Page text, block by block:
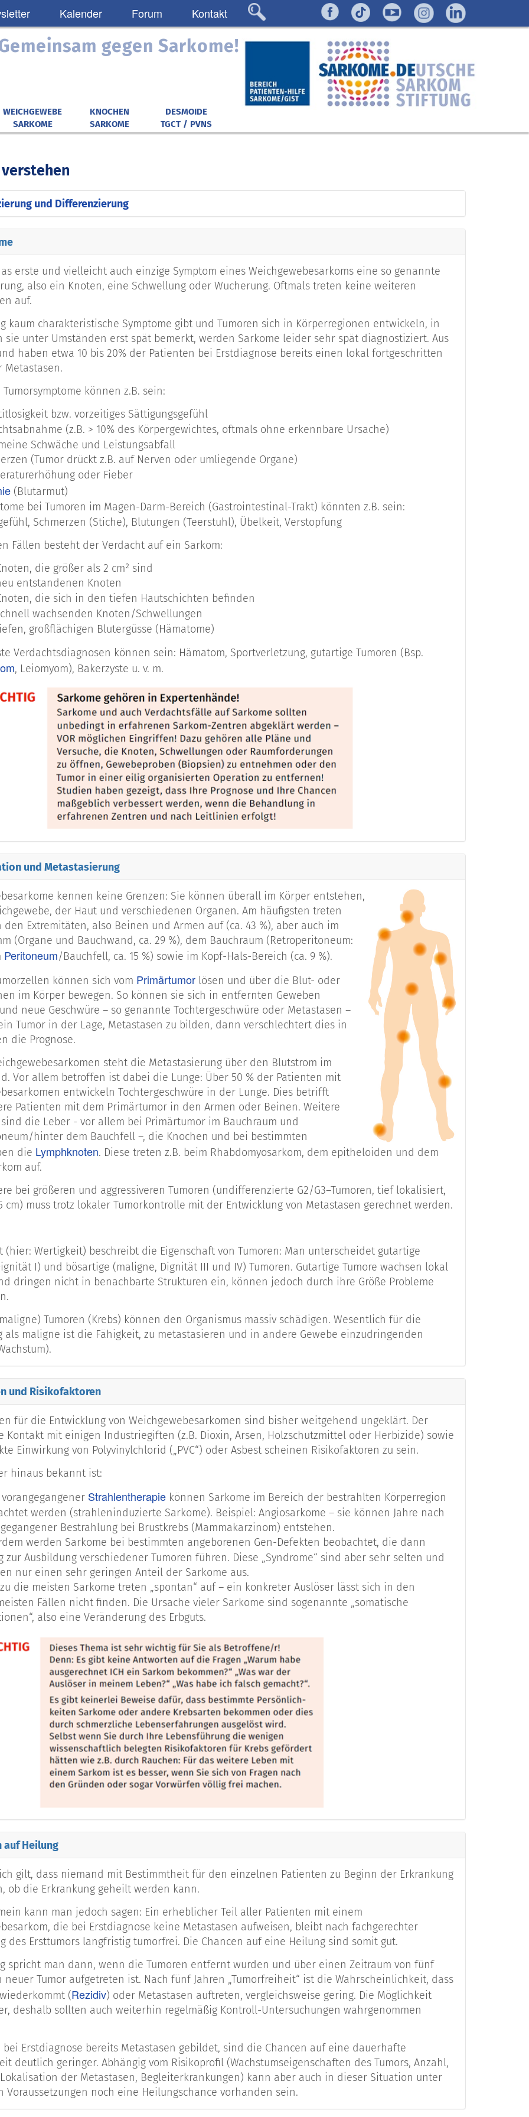
Kalender Forum Kontakt
gegen Sarkome!
WEICHGEWEBE
SARKOME
KNOCHEN
SARKOME
DESMOIDE
TGCT / PVNS
und Differenzierung
Körper gibt es ganz unterschiedliche Gewebetypen. So
generell unterteilt nach ihrem jeweiligen Ursprungsgewebe
sich drei Hauptgruppen unterteilen:
Ca. 75 % aller Sarkome sind
Etwa 10 % aller Sarkome entstehen im Knochen
Stromatumoren oderGIST: Ein spezielles
im Magen-Darm-Trakt, das etwa 15 % aller Sarkome ausmacht
Klassifizierung kann man die Tumoren je nach Ursprungsgewebe weiter unterteilen. Sie
Zellen des Fett-Gewebes, des Muskel-Gewebes (weiche oder Skelett-Muskulatur), des
Nervengewebes, des Gelenk-Gewebes, der Blut- und Lymph-Gefäße, des Faser-/Bindegewebes
unklaren Ursprungs (Gewebetyps). Beispiel: Lipo bedeutet z.B. „Fett“. Ein Liposarkom z.B.
(= maligner) Tumor
Verständnis der Benennung bösartiger (maligner) Weichgewebesarkome
Sarkomart / Ursprungsgewebe:
Bindegewebszellen
Knochenbildende Zellen
Gelenkkapselzellen
Quer gestreifte Muskulatur
Blutgefäße
Nerven schützende/stützende Zellen
Lymphgefäßzellen
dieser Aufzählung von nur einigen Subtypen wird schon jetzt deutlich, dass es sich bei den
eine Gruppe sehr unterschiedlicher (heterogener) Erkrankungen handelt. Sie verbindet
der gemeinsame Ursprung aus den so genannten „mesenchymalen Zellen“. Dabei handelt
Gewebeart, aus der der Stütz- und Bewegungsapparat (Knochen, Muskeln), die
und das Blut- und Lymphgefäßsystem hervorgeht.
Weichgewebesarkomen in verschiedenen Sarkom-Registern
Histiozytom (MFH) (Heute: PleomorphesSarkom/ NOS)
Weichgewebesarkom
Aggressive Fibromatose
Protuberans
man nicht nur nach dem Gewebe, dem sie entstammen, einteilen. Man kann sie auch nach
der Ähnlichkeit mit dem Herkunftsgewebe unterscheiden. Sind sich Tumor- und Gewebezellen
ähnlich, so spricht man von differenzierten Tumorzellen. Sind die Tumorzellen so
ihre Herkunft und das Ursprungsgewebe nicht mehr bestimmt werden können, so werden
oder „undifferenziert“ bezeichnet. Der Grad der Differenzierung ist zusammen mit
der Lage und dem Vorhandensein von Tochtergeschwülsten (=
von großer Bedeutung. Je differenzierter und kleiner ein Tumor ist und je weniger
erste und vielleicht auch einzige Symptom eines Weichgewebesarkoms eine so genannte
also ein Knoten, eine Schwellung oder Wucherung. Oftmals treten keine weiteren
auf.
kaum charakteristische Symptome gibt und Tumoren sich in Körperregionen entwickeln, in
sie unter Umständen erst spät bemerkt, werden Sarkome leider sehr spät diagnostiziert. Aus
haben etwa 10 bis 20% der Patienten bei Erstdiagnose bereits einen lokal fortgeschritten
Metastasen.
können z.B. sein:
bzw. vorzeitiges Sättigungsgefühl
(z.B. > 10% des Körpergewichtes, oftmals ohne erkennbare Ursache)
Schwäche und Leistungsabfall
(Tumor drückt z.B. auf Nerven oder umliegende Organe)
oder Fieber
(Blutarmut)
bei Tumoren im Magen-Darm-Bereich (Gastrointestinal-Trakt) könnten z.B. sein:
Schmerzen (Stiche), Blutungen (Teerstuhl), Übelkeit, Verstopfung
Fällen besteht der Verdacht auf ein Sarkom:
die größer als 2 cm² sind
entstandenen Knoten
die sich in den tiefen Hautschichten befinden
wachsenden Knoten/Schwellungen
großflächigen Blutergüsse (Hämatome)
Verdachtsdiagnosen können sein: Hämatom, Sportverletzung, gutartige Tumoren (Bsp.
, Leiomyom), Bakerzyste u. v. m.
und Metastasierung
kennen keine Grenzen: Sie können überall im Körper entstehen,
der Haut und verschiedenen Organen. Am häufigsten treten
den Extremitäten, also Beinen und Armen auf (ca. 43 %), aber auch im
(Organe und Bauchwand, ca. 29 %), dem Bauchraum (Retroperitoneum:
Peritoneum/Bauchfell, ca. 15 %) sowie im Kopf-Hals-Bereich (ca. 9 %).
können sich vom Primärtumor lösen und über die Blut- oder
im Körper bewegen. So können sie sich in entfernten Geweben
neue Geschwüre – so genannte Tochtergeschwüre oder Metastasen –
Tumor in der Lage, Metastasen zu bilden, dann verschlechtert dies in
die Prognose.
steht die Metastasierung über den Blutstrom im
Vor allem betroffen ist dabei die Lunge: Über 50 % der Patienten mit
entwickeln Tochtergeschwüre in der Lunge. Dies betrifft
Patienten mit dem Primärtumor in den Armen oder Beinen. Weitere
die Leber - vor allem bei Primärtumor im Bauchraum und
hinter dem Bauchfell –, die Knochen und bei bestimmten
die Lymphknoten. Diese treten z.B. beim Rhabdomyosarkom, dem epitheloiden und dem
auf.
bei größeren und aggressiveren Tumoren (undifferenzierte G2/G3–Tumoren, tief lokalisiert,
cm) muss trotz lokaler Tumorkontrolle mit der Entwicklung von Metastasen gerechnet werden.
(hier: Wertigkeit) beschreibt die Eigenschaft von Tumoren: Man unterscheidet gutartige
I) und bösartige (maligne, Dignität III und IV) Tumoren. Gutartige Tumore wachsen lokal
dringen nicht in benachbarte Strukturen ein, können jedoch durch ihre Größe Probleme
Tumoren (Krebs) können den Organismus massiv schädigen. Wesentlich für die
als maligne ist die Fähigkeit, zu metastasieren und in andere Gewebe einzudringenden
und Risikofaktoren
für die Entwicklung von Weichgewebesarkomen sind bisher weitgehend ungeklärt. Der
Kontakt mit einigen Industriegiften (z.B. Dioxin, Arsen, Holzschutzmittel oder Herbizide) sowie
Einwirkung von Polyvinylchlorid („PVC“) oder Asbest scheinen Risikofaktoren zu sein.
hinaus bekannt ist:
vorangegangener Strahlentherapie können Sarkome im Bereich der bestrahlten Körperregion
werden (strahleninduzierte Sarkome). Beispiel: Angiosarkome – sie können Jahre nach
Bestrahlung bei Brustkrebs (Mammakarzinom) entstehen.
werden Sarkome bei bestimmten angeborenen Gen-Defekten beobachtet, die dann
zur Ausbildung verschiedener Tumoren führen. Diese „Syndrome“ sind aber sehr selten und
nur einen sehr geringen Anteil der Sarkome aus.
die meisten Sarkome treten „spontan“ auf – ein konkreter Auslöser lässt sich in den
Fällen nicht finden. Die Ursache vieler Sarkome sind sogenannte „somatische
also eine Veränderung des Erbguts.
auf Heilung
gilt, dass niemand mit Bestimmtheit für den einzelnen Patienten zu Beginn der Erkrankung
ob die Erkrankung geheilt werden kann.
kann man jedoch sagen: Ein erheblicher Teil aller Patienten mit einem
die bei Erstdiagnose keine Metastasen aufweisen, bleibt nach fachgerechter
des Ersttumors langfristig tumorfrei. Die Chancen auf eine Heilung sind somit gut.
spricht man dann, wenn die Tumoren entfernt wurden und über einen Zeitraum von fünf
neuer Tumor aufgetreten ist. Nach fünf Jahren „Tumorfreiheit“ ist die Wahrscheinlichkeit, dass
(Rezidiv) oder Metastasen auftreten, vergleichsweise gering. Die Möglichkeit
deshalb sollten auch weiterhin regelmäßig Kontroll-Untersuchungen wahrgenommen
bei Erstdiagnose bereits Metastasen gebildet, sind die Chancen auf eine dauerhafte
deutlich geringer. Abhängig vom Risikoprofil (Wachstumseigenschaften des Tumors, Anzahl,
der Metastasen, Begleiterkrankungen) kann aber auch in dieser Situation unter
Voraussetzungen noch eine Heilungschance vorhanden sein.